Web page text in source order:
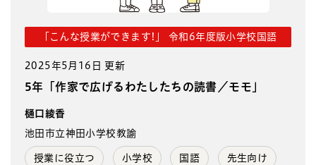
「こんな授業ができます!」 令和6年度版小学校国語
2025年5月16日 更新
5年「作家で広げるわたしたちの読書／モモ」
樋口綾香
池田市立神田小学校教諭
授業に役立つ 小学校 国語 先生向け